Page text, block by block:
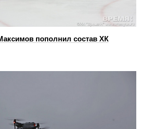
пополнил состав ХК